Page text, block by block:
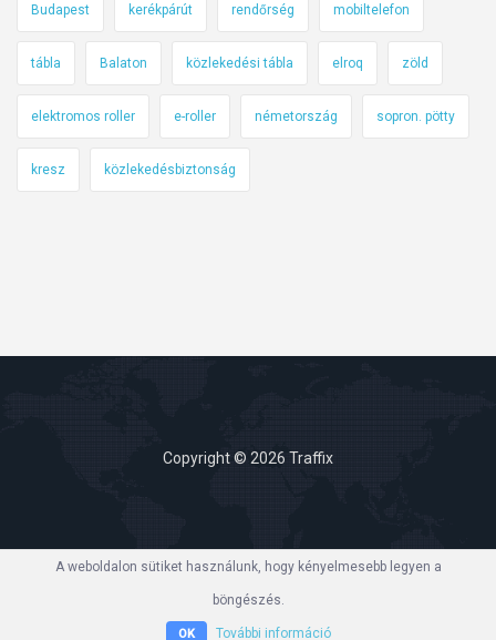
Budapest kerékpárút rendőrség mobiltelefon
tábla Balaton közlekedési tábla elroq zöld
elektromos roller e-roller németország sopron. pötty
kresz közlekedésbiztonság
Copyright © 2026 Traffix
A weboldalon sütiket használunk, hogy kényelmesebb legyen a
böngészés.
OK További információ